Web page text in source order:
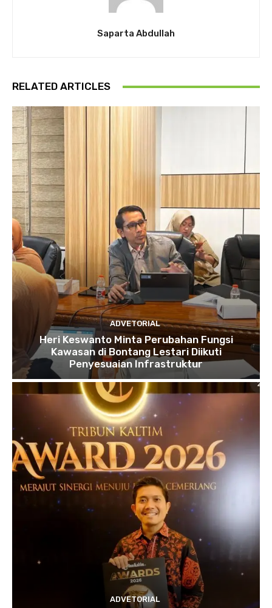
Saparta Abdullah
RELATED ARTICLES
ADVETORIAL
Heri Keswanto Minta Perubahan Fungsi
Kawasan di Bontang Lestari Diikuti
Penyesuaian Infrastruktur
ADVETORIAL